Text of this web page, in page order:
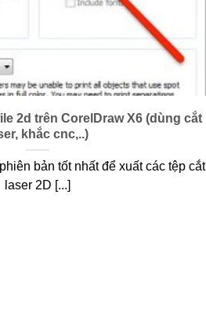
2d trên CorelDraw X6 (dùng cắt
khắc cnc,..)
bản tốt nhất để xuất các tệp cắt
laser 2D [...]